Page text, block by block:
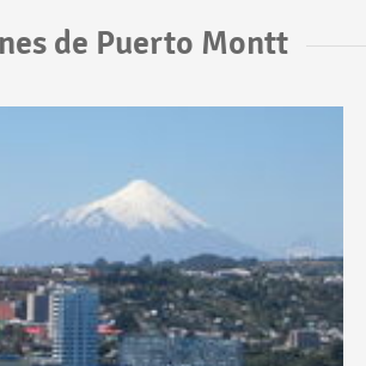
de Puerto Montt